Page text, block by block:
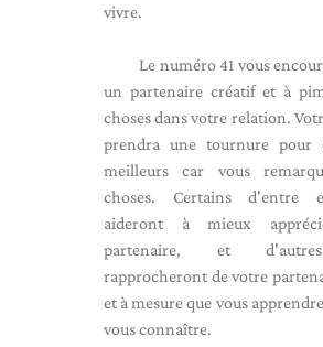
vivre.
Le numéro 41 vous
un partenaire créatif et à
choses dans votre relation.
prendra une tournure pour
meilleurs car vous
choses. Certains d'entre
aideront à mieux
partenaire, et
rapprocheront de votre
et à mesure que vous
vous connaître.